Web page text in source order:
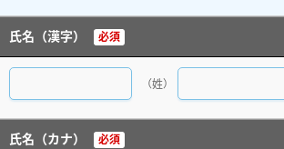
氏名（漢字） 必須
（姓）
氏名（カナ） 必須